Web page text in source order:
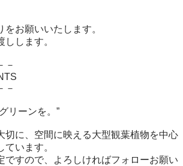
お願いいたします。
します。
－
－
リーンを。”
切に、空間に映える大型観葉植物を中心
います。
ですので、よろしければフォローお願い